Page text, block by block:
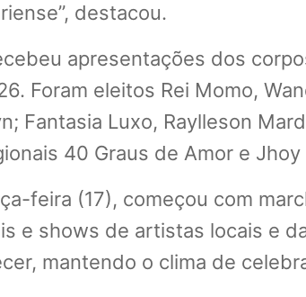
destacou.
apresentações dos
Foram eleitos Rei Momo,
Fantasia Luxo, Raylleson
40 Graus de Amor e Jhoy
feira (17), começou com
e shows de artistas locais e
mantendo o clima de